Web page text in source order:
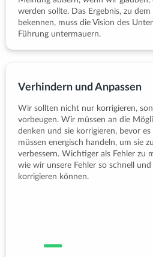
werden sollte. Das Ergebnis, zu
bekennen, muss die Vision des
Führung untermauern.
Verhindern und Anpassen
Wir sollten nicht nur korrigieren,
vorbeugen. Wir müssen an die
denken und sie korrigieren, bevor
müssen energisch handeln, um sie
verbessern. Wichtiger als Fehler zu
wie wir unsere Fehler so schnell
korrigieren können.